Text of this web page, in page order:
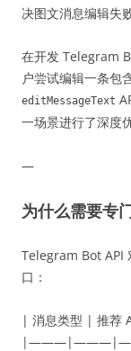
决图文消息编辑失
在开发 Telegram
户尝试编辑一条包
editMessageText
一场景进行了深度
—
为什么需要专
Telegram Bot API
口：
| 消息类型 | 推荐